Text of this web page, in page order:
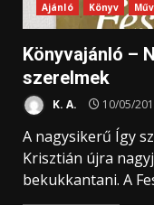
Ajánló Könyv
Könyvajánló –
szerelmek
K. A. 10/05/
A nagysikerű Így
Krisztián újra
bekukkantani. A